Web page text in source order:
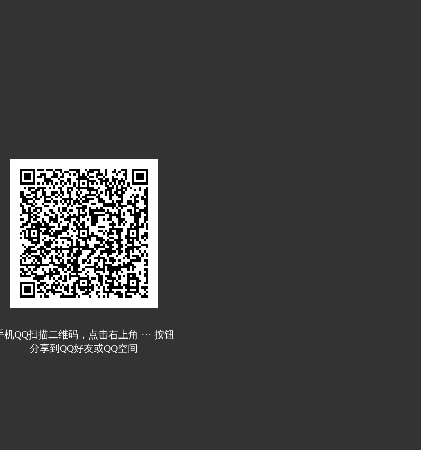
机QQ扫描二维码，点击右上角 ··· 按钮
分享到QQ好友或QQ空间